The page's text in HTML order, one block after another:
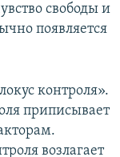
свободы и
появляется
контроля».
приписывает
возлагает